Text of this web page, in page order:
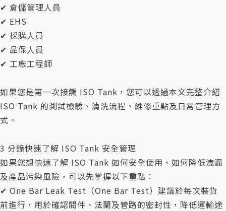
✔ 倉儲管理人員
✔ EHS
✔ 採購人員
✔ 品保人員
✔ 工廠工程師
如果您是第一次接觸 ISO Tank，您可以透過本文完整介紹
ISO Tank 的測試檢驗、清洗流程、維修重點及日常管理方
式。
3 分鐘快速了解 ISO Tank 安全管理
如果您想快速了解 ISO Tank 如何安全使用、如何降低洩漏
及產品污染風險，可以先掌握以下重點：
✔ One Bar Leak Test（One Bar Test）建議於每次裝貨
前進行，用於確認閥件、法蘭及管路的密封性，降低運輸途